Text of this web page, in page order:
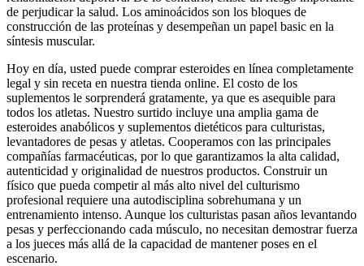
de perjudicar la salud. Los aminoácidos son los bloques de
construcción de las proteínas y desempeñan un papel basic en la
síntesis muscular.
Hoy en día, usted puede comprar esteroides en línea completamente
legal y sin receta en nuestra tienda online. El costo de los
suplementos le sorprenderá gratamente, ya que es asequible para
todos los atletas. Nuestro surtido incluye una amplia gama de
esteroides anabólicos y suplementos dietéticos para culturistas,
levantadores de pesas y atletas. Cooperamos con las principales
compañías farmacéuticas, por lo que garantizamos la alta calidad,
autenticidad y originalidad de nuestros productos. Construir un
físico que pueda competir al más alto nivel del culturismo
profesional requiere una autodisciplina sobrehumana y un
entrenamiento intenso. Aunque los culturistas pasan años levantando
pesas y perfeccionando cada músculo, no necesitan demostrar fuerza
a los jueces más allá de la capacidad de mantener poses en el
escenario.